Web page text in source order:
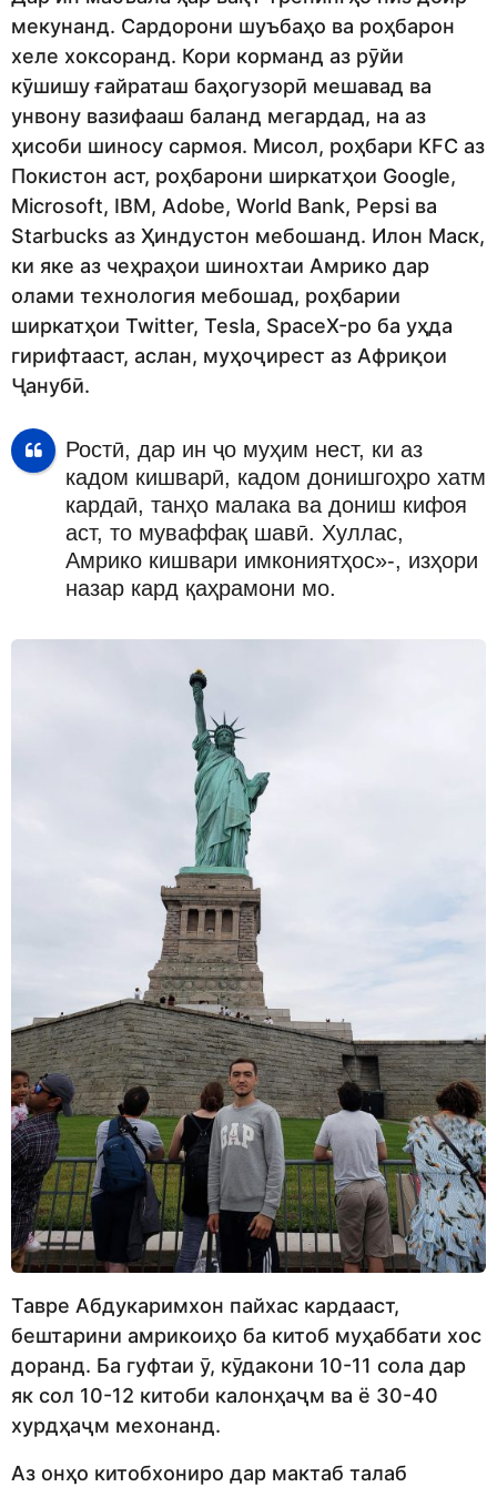
мекунанд. Сардорони шуъбаҳо ва роҳбарон
хеле хоксоранд. Кори корманд аз рӯйи
кӯшишу ғайраташ баҳогузорӣ мешавад ва
унвону вазифааш баланд мегардад, на аз
ҳисоби шиносу сармоя. Мисол, роҳбари KFC аз
Покистон аст, роҳбарони ширкатҳои Google,
Microsoft, IBM, Adobe, World Bank, Pepsi ва
Starbucks аз Ҳиндустон мебошанд. Илон Маск,
ки яке аз чеҳраҳои шинохтаи Амрико дар
олами технология мебошад, роҳбарии
ширкатҳои Twitter, Tesla, SpaceX-ро ба уҳда
гирифтааст, аслан, муҳоҷирест аз Африқои
Ҷанубӣ.
Ростӣ, дар ин ҷо муҳим нест, ки аз
кадом кишварӣ, кадом донишгоҳро хатм
кардаӣ, танҳо малака ва дониш кифоя
аст, то муваффақ шавӣ. Хуллас,
Амрико кишвари имкониятҳос»-, изҳори
назар кард қаҳрамони мо.
Тавре Абдукаримхон пайхас кардааст,
бештарини амрикоиҳо ба китоб муҳаббати хос
доранд. Ба гуфтаи ӯ, кӯдакони 10-11 сола дар
як сол 10-12 китоби калонҳаҷм ва ё 30-40
хурдҳаҷм мехонанд.
Аз онҳо китобхониро дар мактаб талаб